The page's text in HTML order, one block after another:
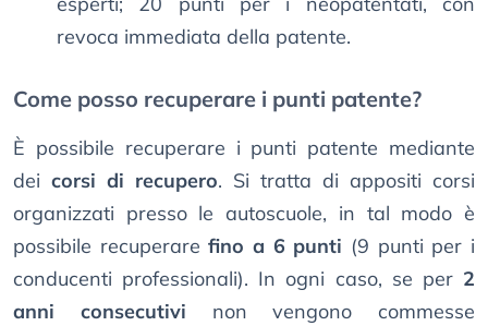
revoca immediata della patente.
Come posso recuperare i punti patente?
È possibile recuperare i punti patente mediante
dei corsi di recupero. Si tratta di appositi corsi
organizzati presso le autoscuole, in tal modo è
possibile recuperarefino a 6 punti (9 punti per i
conducenti professionali). In ogni caso, se per 2
anni consecutivi non vengono commesse